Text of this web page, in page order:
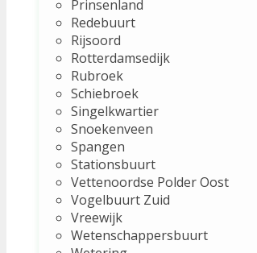
Prinsenland
Redebuurt
Rijsoord
Rotterdamsedijk
Rubroek
Schiebroek
Singelkwartier
Snoekenveen
Spangen
Stationsbuurt
Vettenoordse Polder Oost
Vogelbuurt Zuid
Vreewijk
Wetenschappersbuurt